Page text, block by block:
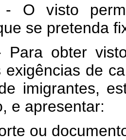
O visto
se pretenda
obter
exigências de
imigrantes,
e apresentar:
ou